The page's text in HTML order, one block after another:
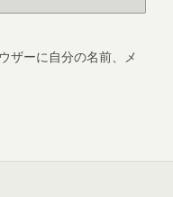
ザーに自分の名前、メ